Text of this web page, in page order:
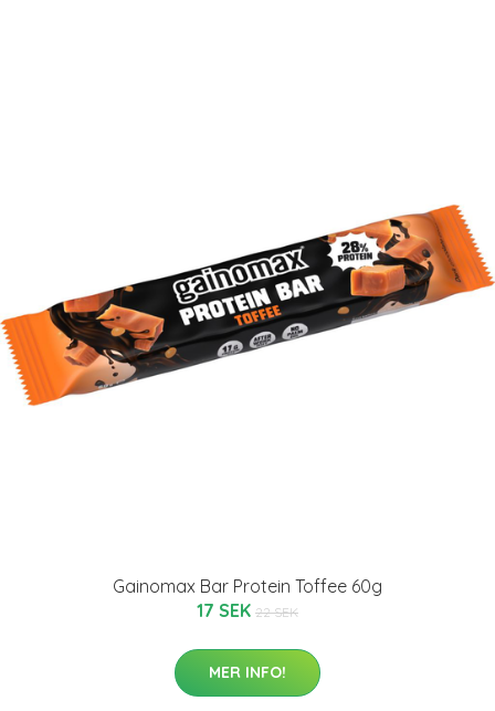
Gainomax Bar Protein Toffee 60g
17 SEK 22 SEK
MER INFO!